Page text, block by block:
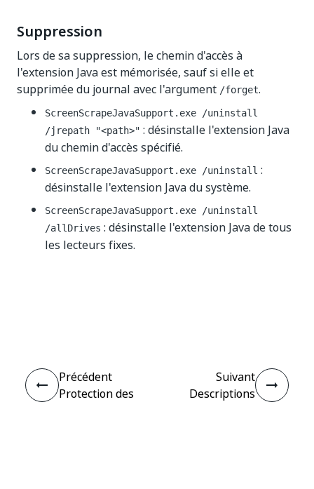
Suppression
Lors de sa suppression, le chemin d'accès à
l'extension Java est mémorisée, sauf si elle et
supprimée du journal avec l'argument /forget.
ScreenScrapeJavaSupport.exe /uninstall
/jrepath "<path>" : désinstalle l'extension Java
du chemin d'accès spécifié.
ScreenScrapeJavaSupport.exe /uninstall :
désinstalle l'extension Java du système.
ScreenScrapeJavaSupport.exe /uninstall
/allDrives : désinstalle l'extension Java de tous
les lecteurs fixes.
Précédent
Protection des
Suivant
Descriptions